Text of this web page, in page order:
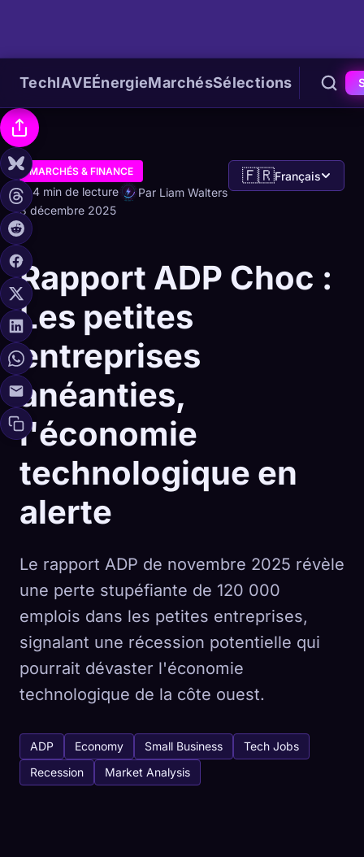
TechIAVEÉnergieMarchésSélections
MARCHÉS & FINANCE
4 min de lecture
Par Liam Walters
3 décembre 2025
🇫🇷Français
Rapport ADP Choc :
Les petites
entreprises
anéanties,
l'économie
technologique en
alerte
Le rapport ADP de novembre 2025 révèle
une perte stupéfiante de 120 000
emplois dans les petites entreprises,
signalant une récession potentielle qui
pourrait dévaster l'économie
technologique de la côte ouest.
ADP Economy Small Business
Tech Jobs
Recession
Market Analysis